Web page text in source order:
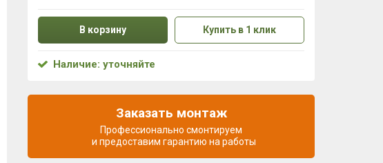
В корзину Купить в 1 клик
Наличие: уточняйте
Заказать монтаж
Профессионально смонтируем
и предоставим гарантию на работы